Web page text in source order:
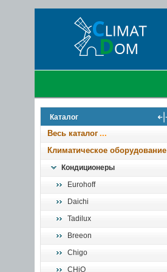
Каталог
Весь каталог
Климатическое оборудование
Кондиционеры
Eurohoff
Daichi
Tadilux
Breeon
Chigo
CHiQ